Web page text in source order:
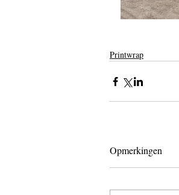
Printwrap
Opmerkingen